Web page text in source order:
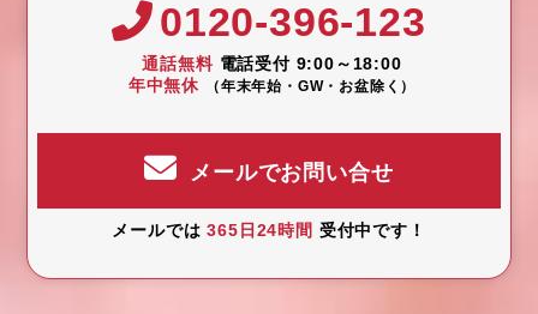
0120-396-123
通話無料 電話受付 9:00～18:00
年中無休
（年末年始・GW・お盆除く）
メールでお問い合せ
メールでは 365日24時間 受付中です！